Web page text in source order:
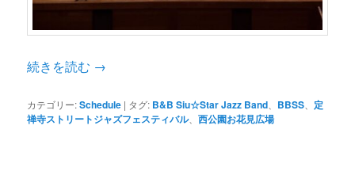
続きを読む →
カテゴリー:Schedule | タグ: B&B Siu☆Star Jazz Band BBSS
定
禅寺ストリートジャズフェスティバル、西公園お花見広場